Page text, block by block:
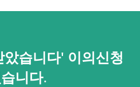
습니다' 이의신청
니다.